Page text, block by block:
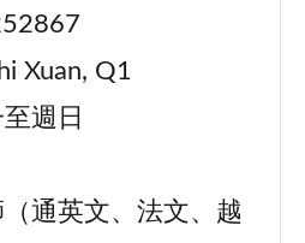
Xuan, Q1
週日
（通英文、法文、越